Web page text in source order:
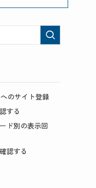
のサイト登録
する
ド別の表示回
認する